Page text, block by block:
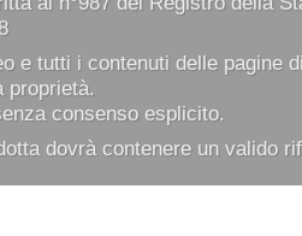
e tutti i contenuti delle pagine
proprietà.
consenso esplicito.
dovrà contenere un valido